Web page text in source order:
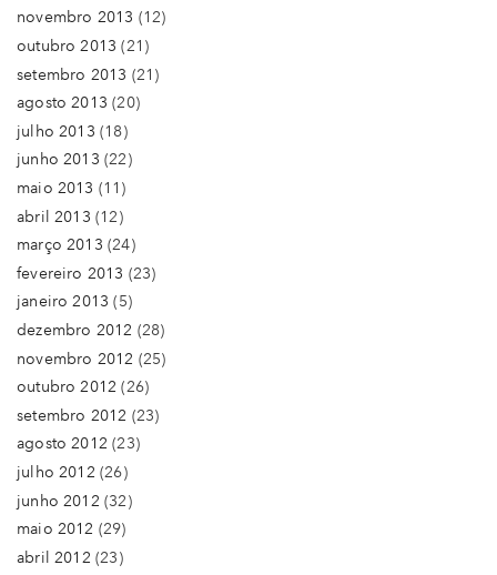
novembro 2013 (12)
outubro 2013 (21)
setembro 2013 (21)
agosto 2013 (20)
julho 2013 (18)
junho 2013 (22)
maio 2013 (11)
abril 2013 (12)
março 2013 (24)
fevereiro 2013 (23)
janeiro 2013 (5)
dezembro 2012 (28)
novembro 2012 (25)
outubro 2012 (26)
setembro 2012 (23)
agosto 2012 (23)
julho 2012 (26)
junho 2012 (32)
maio 2012 (29)
abril 2012 (23)